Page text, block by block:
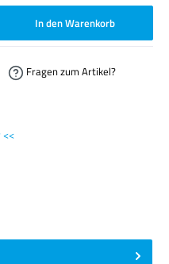
die Schaltflächen um die Anzahl zu
In den Warenkorb
Fragen zum Artikel?